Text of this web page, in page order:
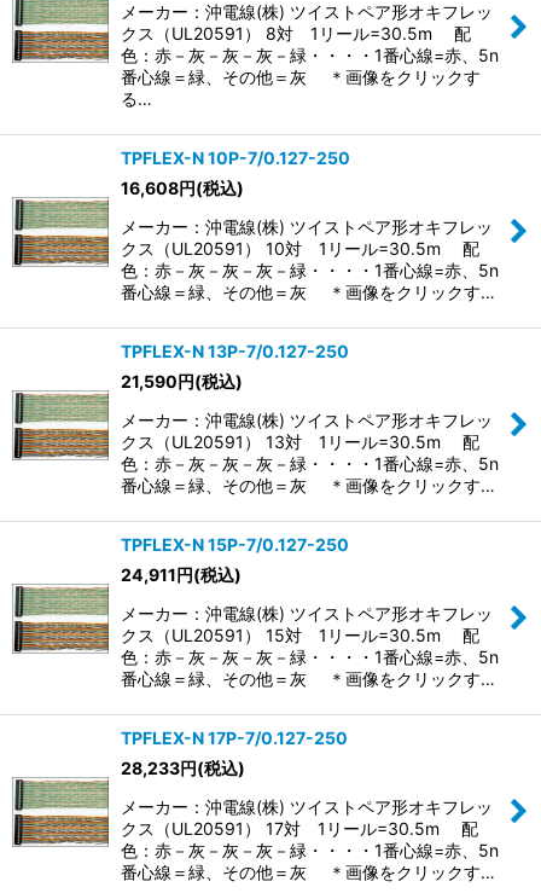
メーカー：沖電線(株) ツイストペア形オキフレッ
クス（UL20591） 8対 1リール=30.5m 配
色：赤－灰－灰－灰－緑・・・・1番心線=赤、5n
番心線＝緑、その他＝灰 ＊画像をクリックす
る…
TPFLEX-N 10P-7/0.127-250
16,608円(税込)
メーカー：沖電線(株) ツイストペア形オキフレッ
クス（UL20591） 10対 1リール=30.5m 配
色：赤－灰－灰－灰－緑・・・・1番心線=赤、5n
番心線＝緑、その他＝灰 ＊画像をクリックす…
TPFLEX-N 13P-7/0.127-250
21,590円(税込)
メーカー：沖電線(株) ツイストペア形オキフレッ
クス（UL20591） 13対 1リール=30.5m 配
色：赤－灰－灰－灰－緑・・・・1番心線=赤、5n
番心線＝緑、その他＝灰 ＊画像をクリックす…
TPFLEX-N 15P-7/0.127-250
24,911円(税込)
メーカー：沖電線(株) ツイストペア形オキフレッ
クス（UL20591） 15対 1リール=30.5m 配
色：赤－灰－灰－灰－緑・・・・1番心線=赤、5n
番心線＝緑、その他＝灰 ＊画像をクリックす…
TPFLEX-N 17P-7/0.127-250
28,233円(税込)
メーカー：沖電線(株) ツイストペア形オキフレッ
クス（UL20591） 17対 1リール=30.5m 配
色：赤－灰－灰－灰－緑・・・・1番心線=赤、5n
番心線＝緑、その他＝灰 ＊画像をクリックす…